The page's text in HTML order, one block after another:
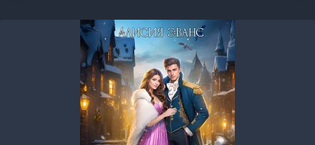
МАГИИ.
ТОМ
3